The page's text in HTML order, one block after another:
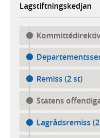
Lagstiftningskedjan
Remiss (2 st)
Statens
Lagrådsremiss